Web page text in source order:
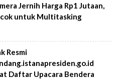
Jernih Harga Rp1 Jutaan,
untuk Multitasking
Resmi
Daftar Upacara Bendera